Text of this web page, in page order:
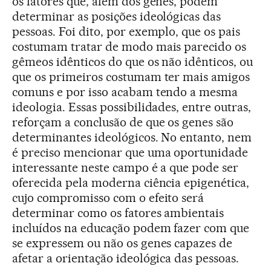
determinar as posições ideológicas das
pessoas. Foi dito, por exemplo, que os pais
costumam tratar de modo mais parecido os
gêmeos idênticos do que os não idênticos, ou
que os primeiros costumam ter mais amigos
comuns e por isso acabam tendo a mesma
ideologia. Essas possibilidades, entre outras,
reforçam a conclusão de que os genes são
determinantes ideológicos. No entanto, nem
é preciso mencionar que uma oportunidade
interessante neste campo é a que pode ser
oferecida pela moderna ciência epigenética,
cujo compromisso com o efeito será
determinar como os fatores ambientais
incluídos na educação podem fazer com que
se expressem ou não os genes capazes de
afetar a orientação ideológica das pessoas.